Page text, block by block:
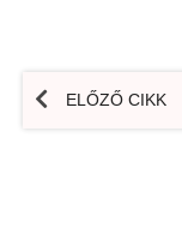
ELŐZŐ CIKK